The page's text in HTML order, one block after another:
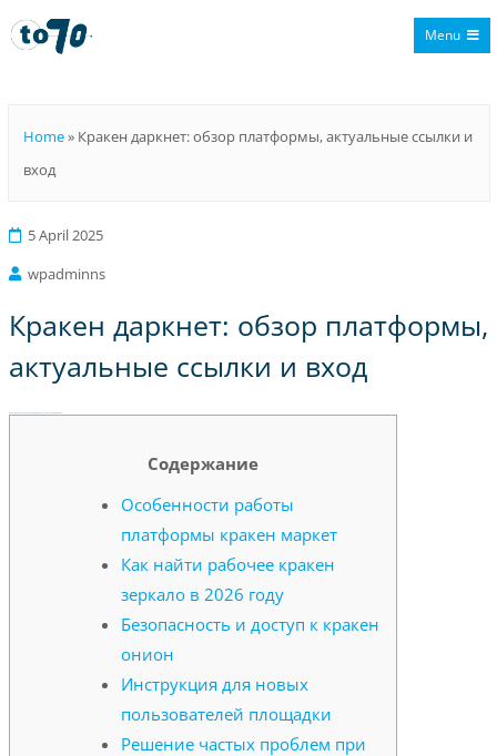
Menu
Home» Кракен даркнет: обзор платформы, актуальные ссылки и
вход
5 April 2025
wpadminns
Кракен даркнет: обзор платформы,
актуальные ссылки и вход
Содержание
Особенности работы
платформы кракен маркет
Как найти рабочее кракен
зеркало в 2026 году
Безопасность и доступ к кракен
онион
Инструкция для новых
пользователей площадки
Решение частых проблем при